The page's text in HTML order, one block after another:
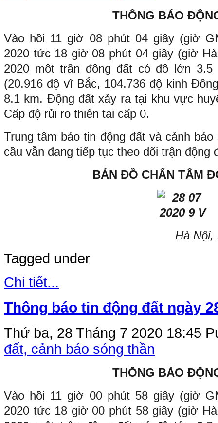
THÔNG BÁO
Vào hồi 11 giờ 08 phút 04 giây (giờ
2020 tức 18 giờ 08 phút 04 giây (giờ
2020 một trận động đất có độ lớn 3.5
(20.916 độ vĩ Bắc, 104.736 độ kinh
8.1 km. Động đất xảy ra tại khu vực
Cấp độ rủi ro thiên tai cấp 0.
Trung tâm báo tin động đất và cảnh
cầu vẫn đang tiếp tục theo dõi trận động
BẢN ĐỒ CHẤN TÂM
Hà Nội,
Tagged under
Chi tiết...
Thông báo tin động đất ngày
Thứ ba, 28 Tháng 7 2020 18:45
đất, cảnh báo sóng thần
THÔNG BÁO
Vào hồi 11 giờ 00 phút 58 giây (giờ
2020 tức 18 giờ 00 phút 58 giây (giờ